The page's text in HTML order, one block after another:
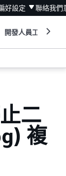
好設定 聯絡我們
開發人員工具
二
複